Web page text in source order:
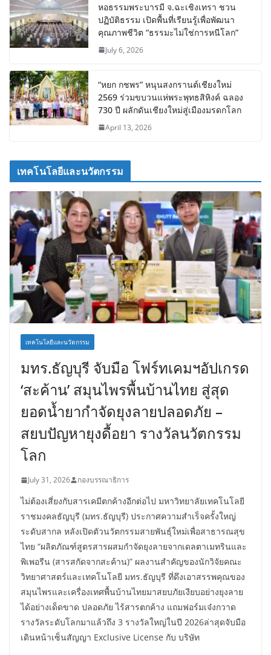
หอธรรมพระบารมี จ.ฉะเชิงเทรา ชวน
ปฏิบัติธรรม เปิดพื้นที่เรียนรู้เพื่อพัฒนา
คุณภาพชีวิต “ธรรมะไม่ใช่การหนีโลก”
July 6, 2026
“หยก กชพร” หนุนสงกรานต์เชียงใหม่
2569 ร่วมขบวนแห่พระพุทธสิหิงค์ ฉลอง
730 ปี ผลักดันเชียงใหม่สู่เมืองมรดกโลก
April 13, 2026
เทคโนโลยีและนวัตกรรม
เทคโนโลยีและนวัตกรรม
มทร.ธัญบุรี จับมือ โฟร์ทเคมฯอัปเกรด
‘สะค้าน’ สมุนไพรพื้นบ้านไทย สู่สุด
ยอดน้ำยากำจัดยุงลายปลอดภัย –
สยบปัญหายุงดื้อยา รางวัลนวัตกรรม
โลก
July 31, 2026 กองบรรณาธิการ
ไม่ต้องเสี่ยงกับสารเคมีตกค้างอีกต่อไป มหาวิทยาลัยเทคโนโลยี
ราชมงคลธัญบุรี (มทร.ธัญบุรี) ประกาศความสำเร็จครั้งใหญ่
ระดับสากล หลังเปิดตัวนวัตกรรมสายพันธุ์ใหม่เพื่อสาธารณสุข
ไทย “ผลิตภัณฑ์สูตรสารผสมกำจัดยุงลายจากเดลตาเมทรินและ
พิเพอรีน (สารสกัดจากสะค้าน)” ผลงานสำคัญของนักวิจัยคณะ
วิทยาศาสตร์และเทคโนโลยี มทร.ธัญบุรี ที่ดึงเอาสรรพคุณของ
สมุนไพรและเครื่องเทศพื้นบ้านไทยมาสยบภัยเงียบอย่างยุงลาย
ได้อย่างเด็ดขาด ปลอดภัย ไร้สารตกค้าง แถมฟอร์มเจ๋งกวาด
รางวัลระดับโลกมาแล้วถึง 3 รางวัลใหญ่ในปี 2026ล่าสุดจับมือ
เดินหน้าเซ็นสัญญา Exclusive License กับ บริษัท